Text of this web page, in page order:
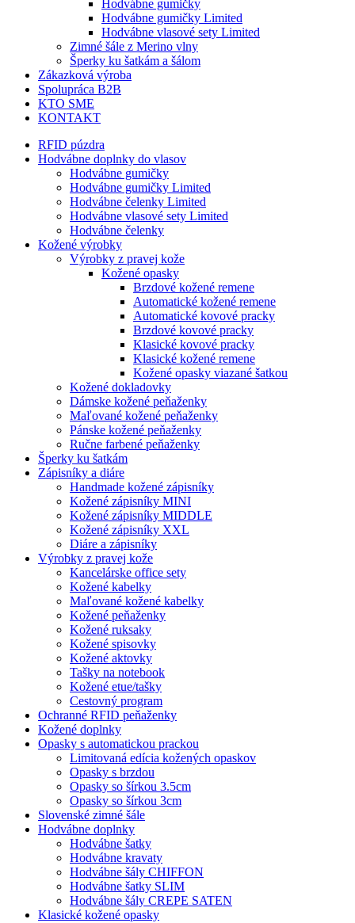
Hodvábne gumičky
Hodvábne gumičky Limited
Hodvábne vlasové sety Limited
Zimné šále z Merino vlny
Šperky ku šatkám a šálom
Zákazková výroba
Spolupráca B2B
KTO SME
KONTAKT
RFID púzdra
Hodvábne doplnky do vlasov
Hodvábne gumičky
Hodvábne gumičky Limited
Hodvábne čelenky Limited
Hodvábne vlasové sety Limited
Hodvábne čelenky
Kožené výrobky
Výrobky z pravej kože
Kožené opasky
Brzdové kožené remene
Automatické kožené remene
Automatické kovové pracky
Brzdové kovové pracky
Klasické kovové pracky
Klasické kožené remene
Kožené opasky viazané šatkou
Kožené dokladovky
Dámske kožené peňaženky
Maľované kožené peňaženky
Pánske kožené peňaženky
Ručne farbené peňaženky
Šperky ku šatkám
Zápisníky a diáre
Handmade kožené zápisníky
Kožené zápisníky MINI
Kožené zápisníky MIDDLE
Kožené zápisníky XXL
Diáre a zápisníky
Výrobky z pravej kože
Kancelárske office sety
Kožené kabelky
Maľované kožené kabelky
Kožené peňaženky
Kožené ruksaky
Kožené spisovky
Kožené aktovky
Tašky na notebook
Kožené etue/tašky
Cestovný program
Ochranné RFID peňaženky
Kožené doplnky
Opasky s automatickou prackou
Limitovaná edícia kožených opaskov
Opasky s brzdou
Opasky so šírkou 3.5cm
Opasky so šírkou 3cm
Slovenské zimné šále
Hodvábne doplnky
Hodvábne šatky
Hodvábne kravaty
Hodvábne šály CHIFFON
Hodvábne šatky SLIM
Hodvábne šály CREPE SATEN
Klasické kožené opasky